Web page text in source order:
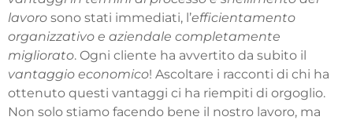
lavoro sono stati immediati, l’efficientamento
organizzativo e aziendale completamente
migliorato. Ogni cliente ha avvertito da subito il
vantaggio economico! Ascoltare i racconti di chi ha
ottenuto questi vantaggi ci ha riempiti di orgoglio.
Non solo stiamo facendo bene il nostro lavoro, ma